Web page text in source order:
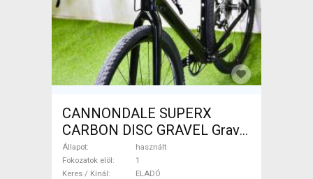
CANNONDALE SUPERX
CARBON DISC GRAVEL Gravel
/ CX tárcsafék használt
ELADÓ
Állapot
használt
Fokozatok elöl
1
Keres / Kínál
ELADÓ